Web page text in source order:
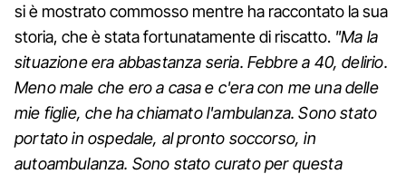
si è mostrato commosso mentre ha raccontato la sua
storia, che è stata fortunatamente di riscatto. "Ma la
situazione era abbastanza seria. Febbre a 40, delirio.
Meno male che ero a casa e c'era con me una delle
mie figlie, che ha chiamato l'ambulanza. Sono stato
portato in ospedale, al pronto soccorso, in
autoambulanza. Sono stato curato per questa